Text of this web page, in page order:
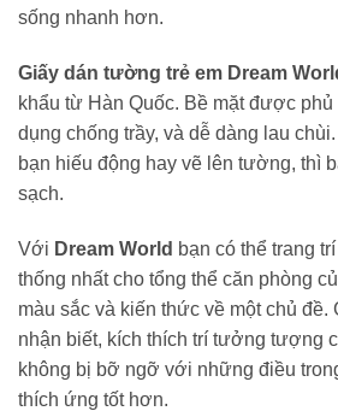
sống nhanh hơn.
Giấy dán tường trẻ em Dream
khẩu từ Hàn Quốc. Bề mặt được
dụng chống trầy, và dễ dàng lau
bạn hiếu động hay vẽ lên tường, thì
sạch.
Với Dream World bạn có thể trang
thống nhất cho tổng thể căn phòng
màu sắc và kiến thức về một chủ đề.
nhận biết, kích thích trí tưởng tượng
không bị bỡ ngỡ với những điều
thích ứng tốt hơn.